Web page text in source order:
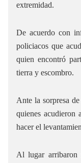
extremidad.
De acuerdo con
policiacos que
quien encontró
tierra y escombro.
Ante la sorpresa
quienes acudieron
hacer el
Al lugar arribaron